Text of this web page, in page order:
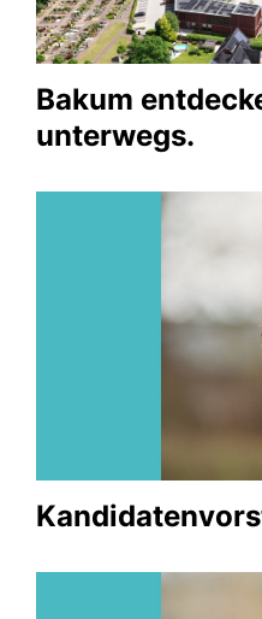
Bakum
unterwegs.